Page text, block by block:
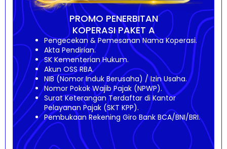
PROMO PENERBITAN
KOPERASI PAKET A
Pengecekan & Pemesanan Nama Koperasi.
Akta Pendirian.
SK Kementerian Hukum.
Akun OSS RBA.
NIB (Nomor Induk Berusaha) / Izin Usaha.
Nomor Pokok Wajib Pajak (NPWP).
Surat Keterangan Terdaftar di Kantor
Pelayanan Pajak (SKT KPP).
Pembukaan Rekening Giro Bank BCA/BNI/BRI.